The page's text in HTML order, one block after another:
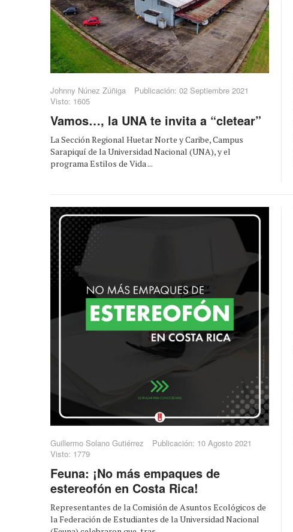
Johnny Núnez Zúñiga
Publicación: 02 Septiembre 2021
Visto: 1605
Vamos…, la UNA te invita a “cletear”
La Sección Regional Huetar Norte y Caribe, Campus
Sarapiquí de la Universidad Nacional (UNA), y el
programa Estilos de Vida ...
Guillermo Solano Gutiérrez
Publicación: 10 Agosto 2021
Visto: 1779
Feuna: ¡No más empaques de
estereofón en Costa Rica!
Representantes de la Comisión de Asuntos Ecológicos de
la Federación de Estudiantes de la Universidad Nacional